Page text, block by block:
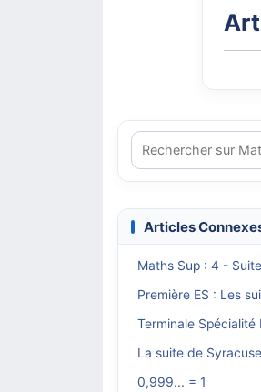
Articles
Maths Sup : 4 -
Première ES : Les
Terminale
La suite de
0,999... = 1